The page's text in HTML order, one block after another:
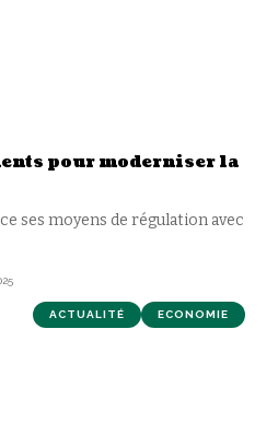
pour moderniser la
ses moyens de régulation avec
ACTUALITÉ ECONOMIE